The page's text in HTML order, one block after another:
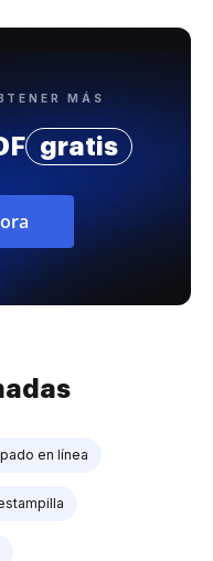
MÁS
gratis
en línea